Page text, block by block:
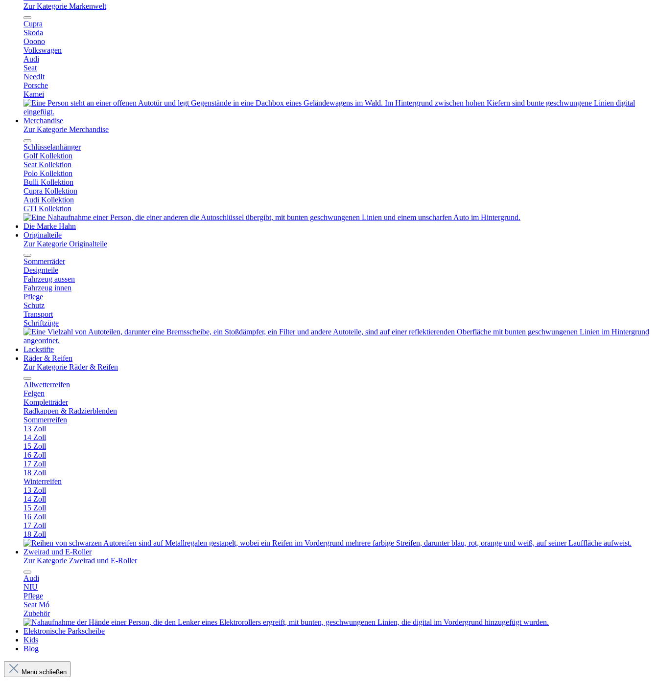
Zur Kategorie Markenwelt
Cupra
Skoda
Ooono
Volkswagen
Audi
Seat
NeedIt
Porsche
Kamei
Merchandise
Zur Kategorie Merchandise
Schlüsselanhänger
Golf Kollektion
Seat Kollektion
Polo Kollektion
Bulli Kollektion
Cupra Kollektion
Audi Kollektion
GTI Kollektion
Die Marke Hahn
Originalteile
Zur Kategorie Originalteile
Sommerräder
Designteile
Fahrzeug aussen
Fahrzeug innen
Pflege
Schutz
Transport
Schriftzüge
Lackstifte
Räder & Reifen
Zur Kategorie Räder & Reifen
Allwetterreifen
Felgen
Kompletträder
Radkappen & Radzierblenden
Sommerreifen
13 Zoll
14 Zoll
15 Zoll
16 Zoll
17 Zoll
18 Zoll
Winterreifen
13 Zoll
14 Zoll
15 Zoll
16 Zoll
17 Zoll
18 Zoll
Zweirad und E-Roller
Zur Kategorie Zweirad und E-Roller
Audi
NIU
Pflege
Seat Mó
Zubehör
Elektronische Parkscheibe
Kids
Blog
Menü schließen